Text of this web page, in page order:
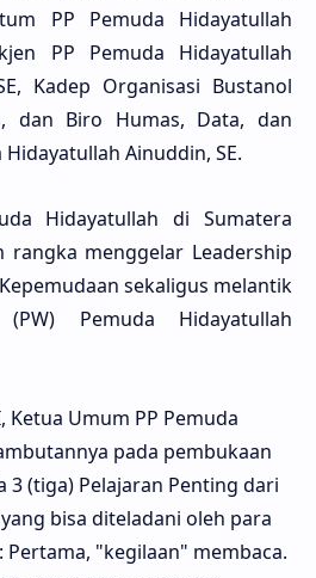
PP Pemuda Hidayatullah
PP Pemuda Hidayatullah
Kadep Organisasi Bustanol
dan Biro Humas, Data, dan
Ainuddin, SE.
Hidayatullah di Sumatera
rangka menggelar Leadership
sekaligus melantik
Pemuda Hidayatullah
Ketua Umum PP Pemuda
pada pembukaan
3 (tiga) Pelajaran Penting dari
bisa diteladani oleh para
Pertama, "kegilaan" membaca.